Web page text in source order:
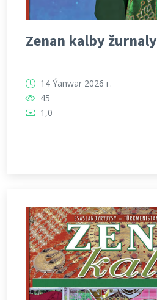
Zenan kalby žurnaly
14 Ýanwar 2026 г.
45
1,0